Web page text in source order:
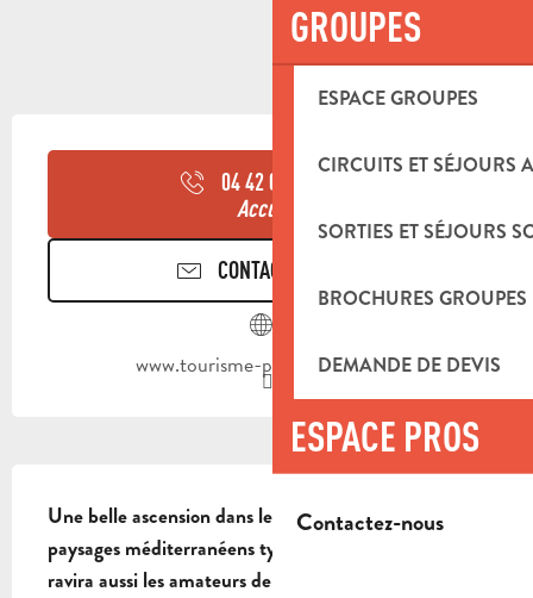
GROUPES
ESPACE GROUPES
CIRCUITS ET SÉJOURS
SORTIES ET SÉJOURS
BROCHURES GROUPES
DEMANDE DE DEVIS
ESPACE PROS
Contactez-nous
OUVERTURE ET COORDONNÉES
04 42 03 49
Accueil
CONTACTEZ-NOUS
www.tourisme-paysdaubagne.fr
Une belle ascension dans le ton du Gravel, dans des
paysages méditerranéens typiques ! Ce parcours
ravira aussi les amateurs de VTTAE.